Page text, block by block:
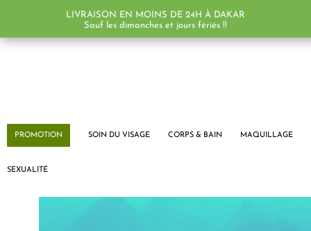
PROMOTION SOIN DU VISAGE CORPS & BAIN MAQUILLAGE
SEXUALITÉ
LIVRAISON EN MOINS DE 24H À DAKAR
Sauf les dimanches et jours fériés !!